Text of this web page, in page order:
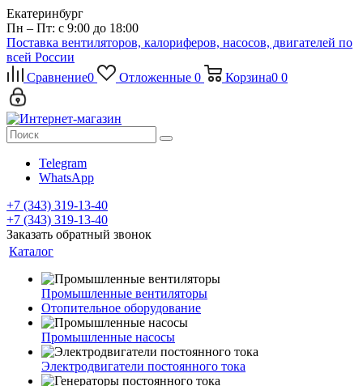
Екатеринбург
Пн – Пт: с 9:00 до 18:00
Поставка вентиляторов, калориферов, насосов, двигателей по
всей России
Сравнение0 Отложенные 0 Корзина0 0
Telegram
WhatsApp
+7 (343) 319-13-40
+7 (343) 319-13-40
Заказать обратный звонок
Каталог
Промышленные вентиляторы
Отопительное оборудование
Промышленные насосы
Электродвигатели постоянного тока